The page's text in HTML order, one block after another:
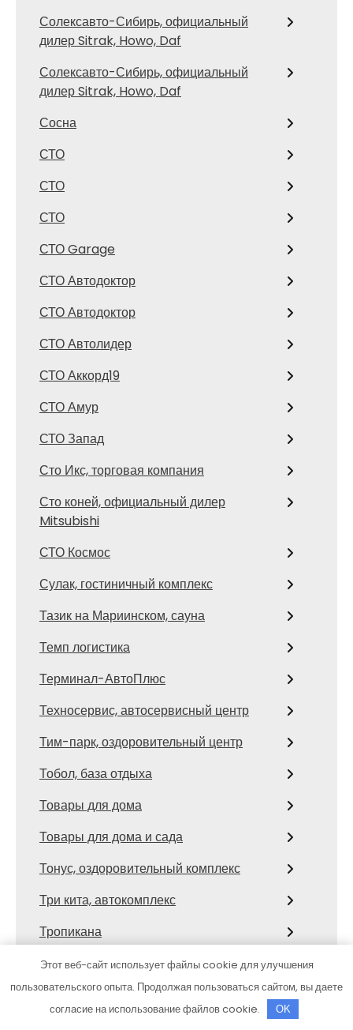
Солексавто-Сибирь, официальный
дилер Sitrak, Howo, Daf
Солексавто-Сибирь, официальный
дилер Sitrak, Howo, Daf
Сосна
СТО
СТО
СТО
СТО Garage
СТО Автодоктор
СТО Автодоктор
СТО Автолидер
СТО Аккорд19
СТО Амур
СТО Запад
Сто Икс, торговая компания
Сто коней, официальный дилер
Mitsubishi
СТО Космос
Сулак, гостиничный комплекс
Тазик на Мариинском, сауна
Темп логистика
Терминал-АвтоПлюс
Техносервис, автосервисный центр
Тим-парк, оздоровительный центр
Тобол, база отдыха
Товары для дома
Товары для дома и сада
Тонус, оздоровительный комплекс
Три кита, автокомплекс
Тропикана
Ттм-Авто
У Михалыча, баня
Этот веб-сайт использует файлы cookie для улучшения
пользовательского опыта. Продолжая пользоваться сайтом, вы даете
согласие на использование файлов cookie.
OK